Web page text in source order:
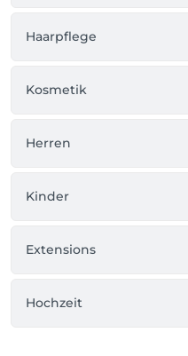
Haarpflege
Kosmetik
Herren
Kinder
Extensions
Hochzeit